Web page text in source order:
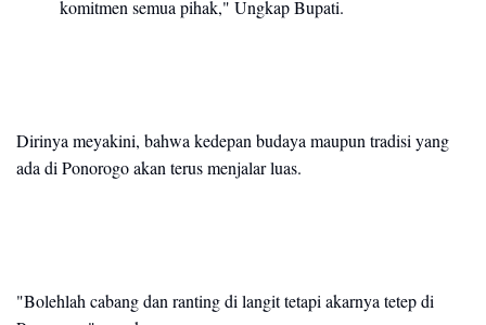
komitmen semua pihak," Ungkap Bupati.
Dirinya meyakini, bahwa kedepan budaya maupun tradisi yang
ada di Ponorogo akan terus menjalar luas.
"Bolehlah cabang dan ranting di langit tetapi akarnya tetep di